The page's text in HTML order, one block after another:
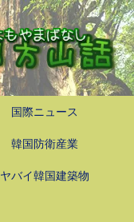
国際ニュース
韓国防衛産業
ヤバイ韓国建築物